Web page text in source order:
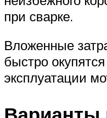
при сварке.
Вложенные
быстро
эксплуатации